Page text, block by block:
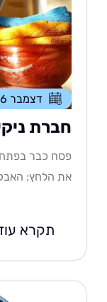
דצמבר 6, 2025
ניקיון
כבר בפתח, וזה
הלחץ: האבק צץ מכל
תקרא עוד